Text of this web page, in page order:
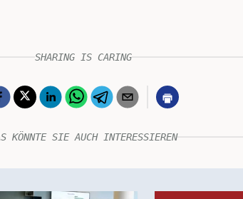
SHARING IS CARING
KÖNNTE SIE AUCH INTERESSIEREN